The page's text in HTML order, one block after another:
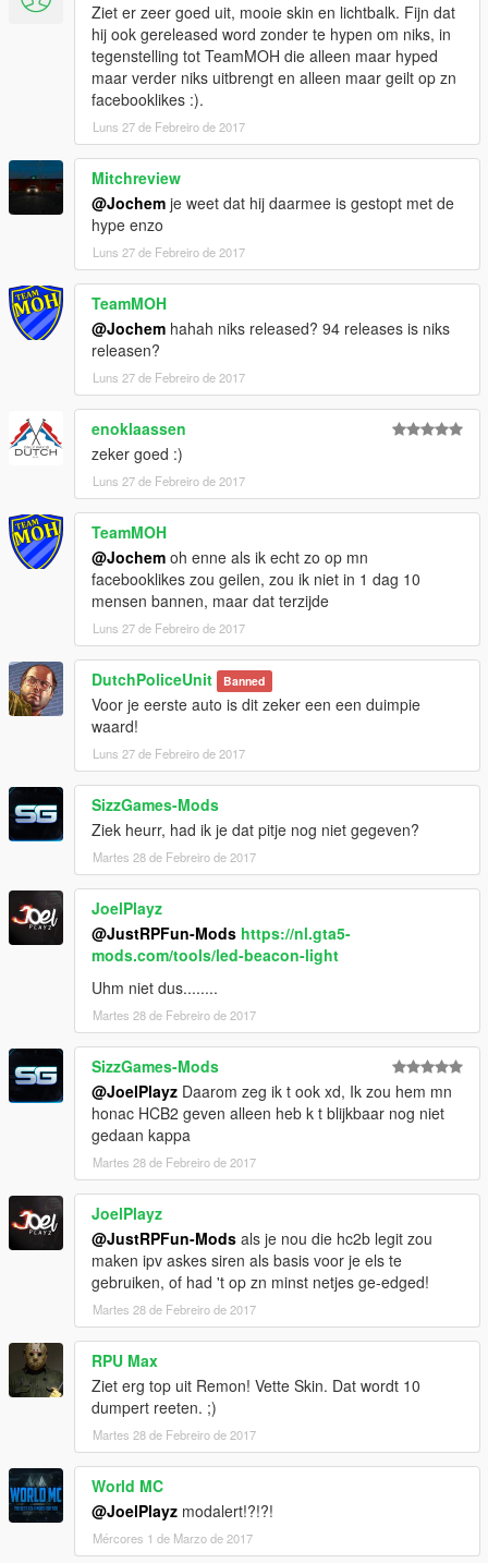
Ziet er zeer goed uit, mooie skin en lichtbalk. Fijn dat
hij ook gereleased word zonder te hypen om niks, in
tegenstelling tot TeamMOH die alleen maar hyped
maar verder niks uitbrengt en alleen maar geilt op zn
facebooklikes :).
Luns 27 de Febreiro de 2017
Mitchreview
@Jochem je weet dat hij daarmee is gestopt met de
hype enzo
Luns 27 de Febreiro de 2017
TeamMOH
@Jochem hahah niks released? 94 releases is niks
releasen?
Luns 27 de Febreiro de 2017
enoklaassen
zeker goed :)
Luns 27 de Febreiro de 2017
TeamMOH
@Jochem oh enne als ik echt zo op mn
facebooklikes zou geilen, zou ik niet in 1 dag 10
mensen bannen, maar dat terzijde
Luns 27 de Febreiro de 2017
DutchPoliceUnit Banned
Voor je eerste auto is dit zeker een een duimpie
waard!
Luns 27 de Febreiro de 2017
SizzGames-Mods
Ziek heurr, had ik je dat pitje nog niet gegeven?
Martes 28 de Febreiro de 2017
JoelPlayz
@JustRPFun-Mods https://nl.gta5-
mods.com/tools/led-beacon-light
Uhm niet dus........
Martes 28 de Febreiro de 2017
SizzGames-Mods
@JoelPlayz Daarom zeg ik t ook xd, Ik zou hem mn
honac HCB2 geven alleen heb k t blijkbaar nog niet
gedaan kappa
Martes 28 de Febreiro de 2017
JoelPlayz
@JustRPFun-Mods als je nou die hc2b legit zou
maken ipv askes siren als basis voor je els te
gebruiken, of had 't op zn minst netjes ge-edged!
Martes 28 de Febreiro de 2017
RPU Max
Ziet erg top uit Remon! Vette Skin. Dat wordt 10
dumpert reeten. ;)
Martes 28 de Febreiro de 2017
World MC
@JoelPlayz modalert!?!?!
Mércores 1 de Marzo de 2017